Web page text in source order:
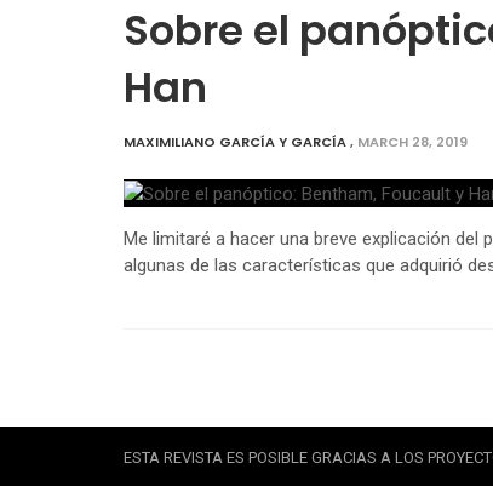
Sobre el
Han
MAXIMILIANO GARCÍA Y GARCÍA, MARCH 28, 2019
Me limitaré a hacer una breve explicación
algunas de las características que adquirió
ESTA REVISTA ES POSIBLE GRACIAS A LOS